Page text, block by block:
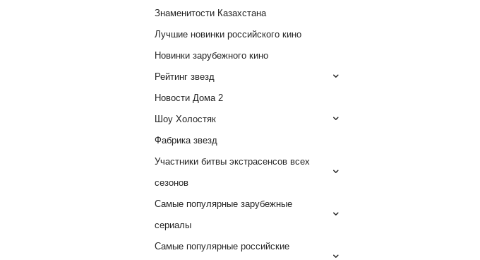
Знаменитости Казахстана
Лучшие новинки российского кино
Новинки зарубежного кино
Рейтинг звезд
Новости Дома 2
Шоу Холостяк
Фабрика звезд
Участники битвы экстрасенсов всех
сезонов
Самые популярные зарубежные
сериалы
Самые популярные российские